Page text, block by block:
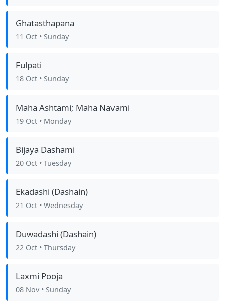
Ghatasthapana
11 Oct • Sunday
Fulpati
18 Oct • Sunday
Maha Ashtami; Maha Navami
19 Oct • Monday
Bijaya Dashami
20 Oct • Tuesday
Ekadashi (Dashain)
21 Oct • Wednesday
Duwadashi (Dashain)
22 Oct • Thursday
Laxmi Pooja
08 Nov • Sunday